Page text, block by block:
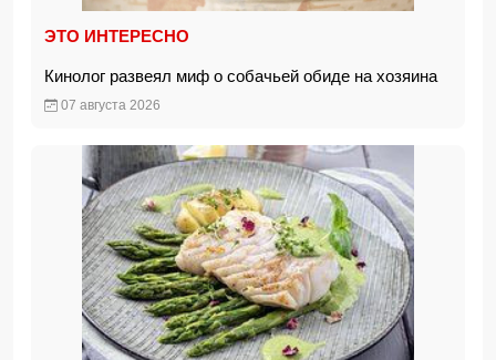
ЭТО ИНТЕРЕСНО
Кинолог развеял миф о собачьей обиде на хозяина
07 августа 2026